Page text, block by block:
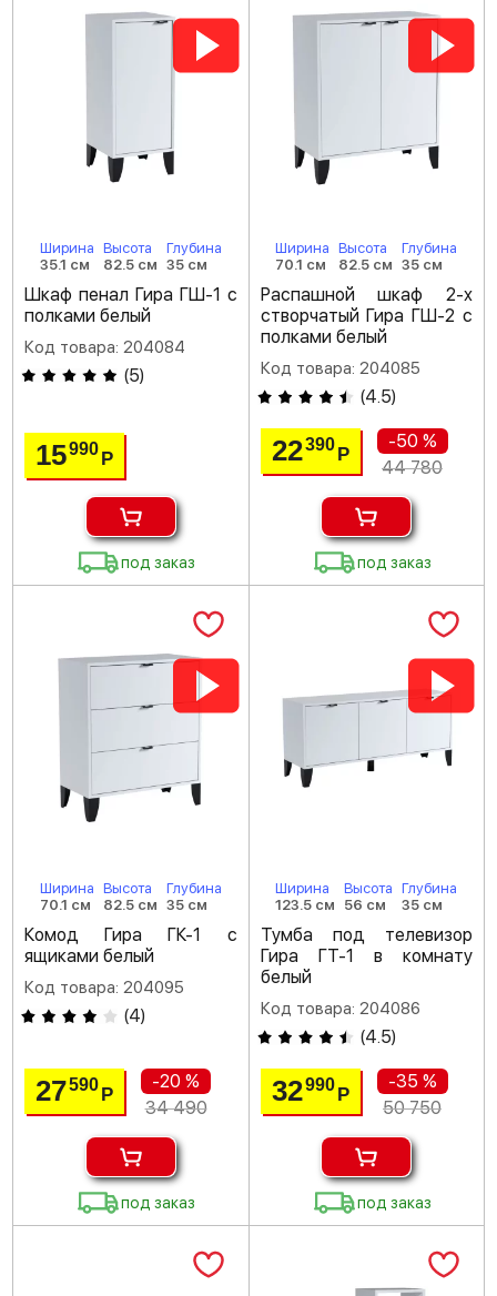
Ширина
35.1 см
Высота
82.5 см
Глубина
35 см
Шкаф пенал Гира ГШ-1 с
полками белый
Код товара: 204084
(5)
15990Р
под заказ
Ширина
70.1 см
Высота
82.5 см
Глубина
35 см
Распашной шкаф 2-х
створчатый Гира ГШ-2 с
полками белый
Код товара: 204085
(4.5)
22390 Р
-50 %
44 780
под заказ
Ширина
70.1 см
Высота
82.5 см
Глубина
35 см
Комод Гира ГК-1 с
ящиками белый
Код товара: 204095
(4)
27590Р
-20 %
34 490
под заказ
Ширина
123.5 см
Высота
56 см
Глубина
35 см
Тумба под телевизор
Гира ГТ-1 в комнату
белый
Код товара: 204086
(4.5)
32990 Р
-35 %
50 750
под заказ